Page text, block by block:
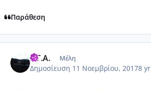
Παράθεση
Ε.Γ.Α. Μέλη
Δημοσίευση 11 Νοεμβρίου, 20178 yr